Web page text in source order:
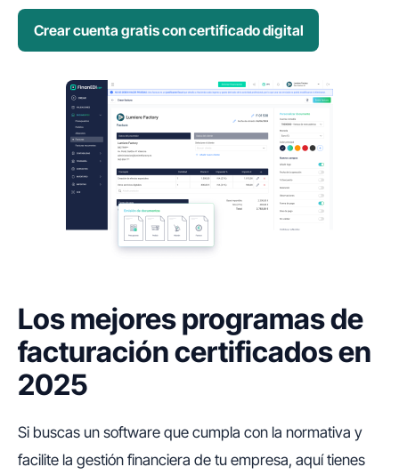
Crear cuenta gratis con certificado digital
Los mejores programas de
facturación certificados en
2025
Si buscas un software que cumpla con la normativa y
facilite la gestión financiera de tu empresa, aquí tienes